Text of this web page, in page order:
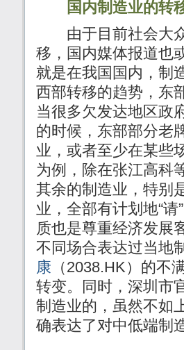
国内制造业的转
由于目前社会大众
移，国内媒体报道也
就是在我国国内，制
西部转移的趋势，东
当很多欠发达地区政
的时候，东部部分老
业，或者至少在某些
为例，除在张江高科
其余的制造业，特别
业，全部有计划地“请
质也是尊重经济发展
不同场合表达过当地
康 （2038.HK）的不
转变。同时，深圳市
制造业的，虽然不如
确表达了对中低端制